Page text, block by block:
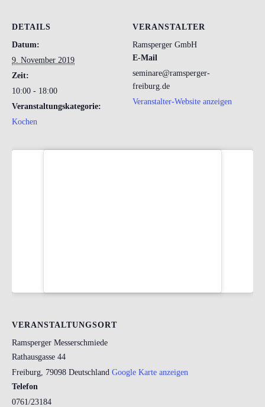
DETAILS
Datum:
9. November 2019
Zeit:
10:00 - 18:00
Veranstaltungskategorie:
Kochen
VERANSTALTER
Ramsperger GmbH
E-Mail
seminare@ramsperger-
freiburg.de
Veranstalter-Website anzeigen
VERANSTALTUNGSORT
Ramsperger Messerschmiede
Rathausgasse 44
Freiburg, 79098 Deutschland Google Karte anzeigen
Telefon
0761/23184